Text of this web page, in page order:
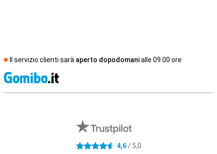
Il servizio clienti sarà aperto dopodomanialle 09.00 ore
4.6 stelle 4,6/ 5,0